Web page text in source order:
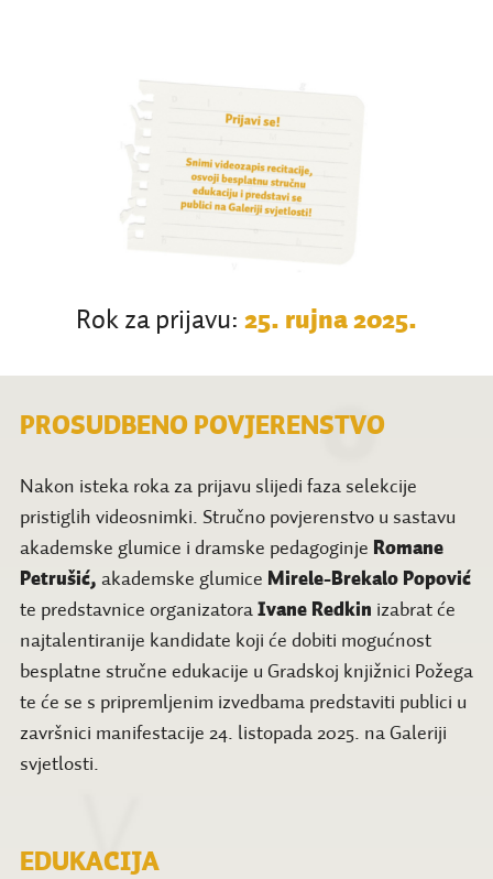
Rok za prijavu: 25. rujna 2025.
PROSUDBENO POVJERENSTVO
Nakon isteka roka za prijavu slijedi faza selekcije
pristiglih videosnimki. Stručno povjerenstvo u sastavu
akademske glumice i dramske pedagoginje Romane
Petrušić, akademske glumice Mirele-Brekalo Popović
te predstavnice organizatora Ivane Redkin izabrat će
najtalentiranije kandidate koji će dobiti mogućnost
besplatne stručne edukacije u Gradskoj knjižnici Požega
te će se s pripremljenim izvedbama predstaviti publici u
završnici manifestacije 24. listopada 2025. na Galeriji
svjetlosti.
EDUKACIJA